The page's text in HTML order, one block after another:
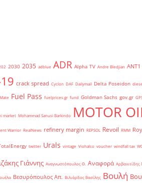
2030 2035 adblue ADR Alpha TV Andre Bledjian ANT1
crack spread Cyclon DAF Dailymail Delta Poseidon
Fuel Pass fuelprices.gr fund Goldman Sachs gov.gr
market Mohammad Sanusi Barkindo MOTOR
Warrior RealNews refinery margin REPSOL Revoil RMM
twitter Urals vintage Viohalco voucher windfall tax
Γιάννης Αναγνωστόπουλος Θ. Αναφορά Αρβανιτίδης
Βεσυρόπουλος Απ. Βιλιάρδος Βασίλης Βουλή